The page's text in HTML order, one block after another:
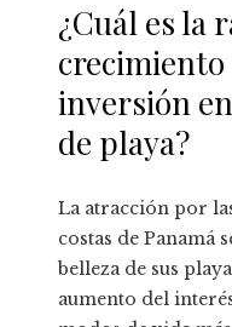
¿Cuál es la
crecimiento
inversión
de playa?
La atracción por
costas de Panamá
belleza de sus
aumento del